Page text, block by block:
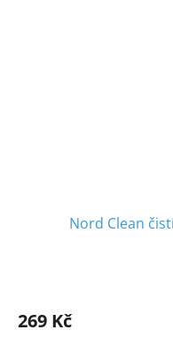
Nord Clean
269 Kč